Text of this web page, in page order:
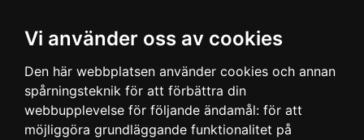
Vi använder oss av cookies
Den här webbplatsen använder cookies och annan
spårningsteknik för att förbättra din
webbupplevelse för följande ändamål: för att
möjliggöra grundläggande funktionalitet på